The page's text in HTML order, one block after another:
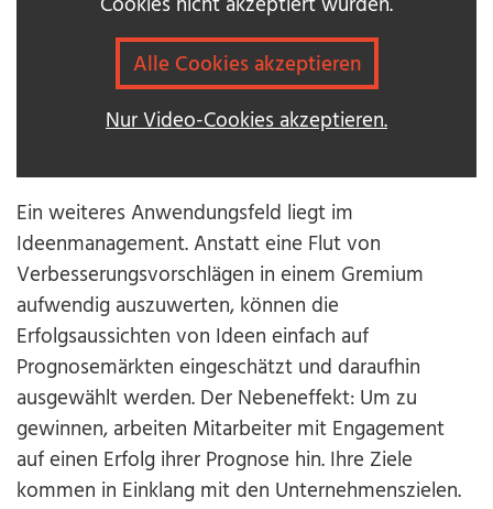
Alle Cookies akzeptieren
Nur Video-Cookies akzeptieren.
Ein weiteres Anwendungsfeld liegt im
Ideenmanagement. Anstatt eine Flut von
Verbesserungsvorschlägen in einem Gremium
aufwendig auszuwerten, können die
Erfolgsaussichten von Ideen einfach auf
Prognosemärkten eingeschätzt und daraufhin
ausgewählt werden. Der Nebeneffekt: Um zu
gewinnen, arbeiten Mitarbeiter mit Engagement
auf einen Erfolg ihrer Prognose hin. Ihre Ziele
kommen in Einklang mit den Unternehmenszielen.